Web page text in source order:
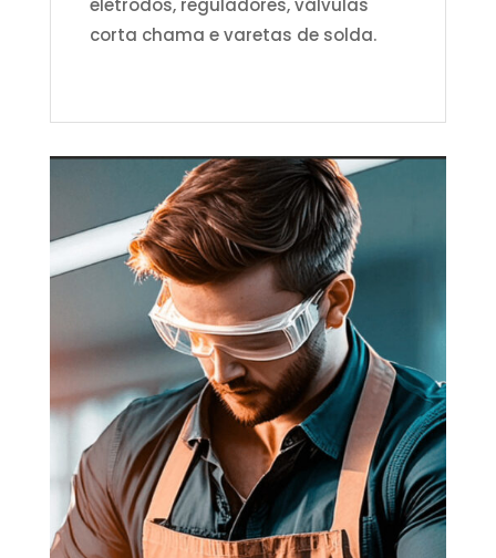
corta chama e varetas de solda.